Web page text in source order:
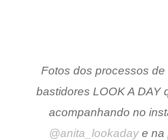
Fotos dos processos
bastidores LOOK A DAY
acompanhando no
@anita_lookadaye na